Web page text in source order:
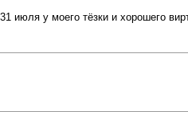
июля у моего тёзки и хорошего